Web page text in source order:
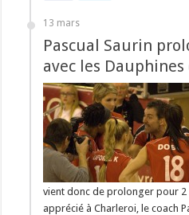
13 mars
Pascual Saurin
avec les
vient donc de prolonger pour 2
apprécié à Charleroi, le coach